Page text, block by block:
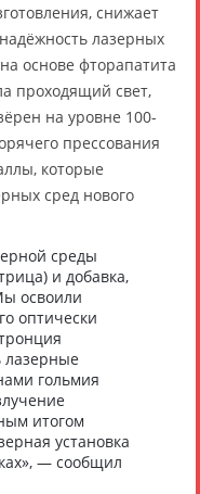
снижает
лазерных
основе фторапатита
проходящий свет,
на уровне 100-
прессования
которые
сред нового
среды
и добавка,
освоили
оптически
лазерные
гольмия
итогом
установка
— сообщил